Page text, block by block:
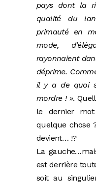
pays dont la
qualité du
primauté en
mode,
rayonnaient
déprime.
il y a de quoi
mordre ! ».
le dernier
quelque chose
devient… !?
La
est derrière
soit au